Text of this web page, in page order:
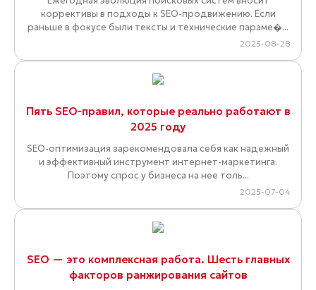
коррективы в подходы к SEO-продвижению. Если
раньше в фокусе были тексты и технические параме�...
2025-08-28
Пять SEO-правил, которые реально работают в
2025 году
SEO-оптимизация зарекомендовала себя как надежный
и эффективный инструмент интернет-маркетинга.
Поэтому спрос у бизнеса на нее толь...
2025-07-04
SEO — это комплексная работа. Шесть главных
факторов ранжирования сайтов